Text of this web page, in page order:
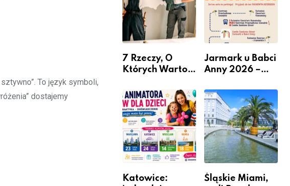
To język symboli,
dostajemy
przedsiębiorców
7 Rzeczy, O
Których Warto
Remontem
Mieszkania
Jarmark u Babci
Anny 2026 –
Katowice:
Śląskie Miami,